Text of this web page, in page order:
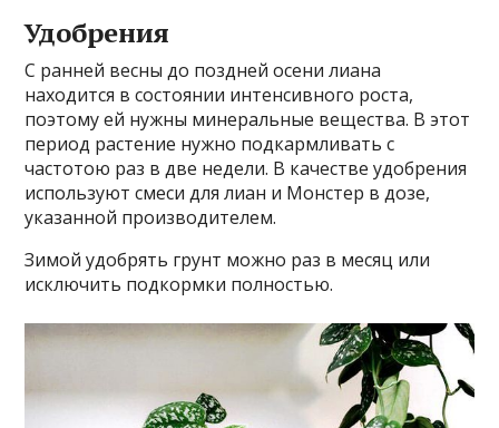
Удобрения
С ранней весны до поздней осени лиана
находится в состоянии интенсивного роста,
поэтому ей нужны минеральные вещества. В этот
период растение нужно подкармливать с
частотою раз в две недели. В качестве удобрения
используют смеси для лиан и Монстер в дозе,
указанной производителем.
Зимой удобрять грунт можно раз в месяц или
исключить подкормки полностью.